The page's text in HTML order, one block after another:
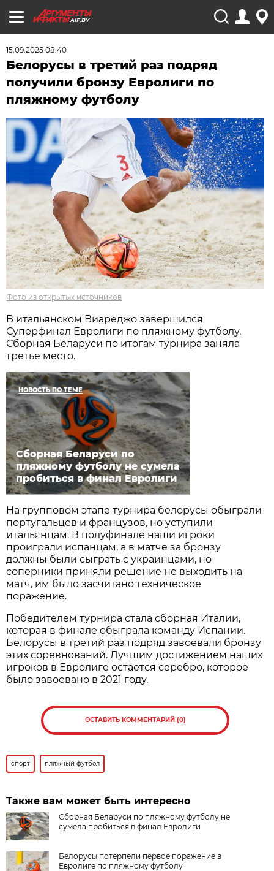
AIF.BY
15.09.2025 08:40
Белорусы в третий раз подряд
получили бронзу Евролиги по
пляжному футболу
Фото из открытых источников
В итальянском Виареджо завершился
Суперфинал Евролиги по пляжному футболу.
Сборная Беларуси по итогам турнира заняла
третье место.
НОВОСТЬ ПО ТЕМЕ
Сборная Беларуси по
пляжному футболу не сумела
пробиться в финал Евролиги
На групповом этапе турнира белорусы обыграли
португальцев и французов, но уступили
итальянцам. В полуфинале наши игроки
проиграли испанцам, а в матче за бронзу
должны были сыграть с украинцами, но
соперники приняли решение не выходить на
матч, им было засчитано техническое
поражение.
Победителем турнира стала сборная Италии,
которая в финале обыграла команду Испании.
Белорусы в третий раз подряд завоевали бронзу
этих соревнований. Лучшим достижением наших
игроков в Евролиге остается серебро, которое
было завоевано в 2021 году.
ОСТАВИТЬ КОММЕНТАРИЙ (0)
спорт пляжный футбол
Также вам может быть интересно
Сборная Беларуси по пляжному футболу не
сумела пробиться в финал Евролиги
Белорусы потерпели первое поражение в
Евролиге по пляжному футболу